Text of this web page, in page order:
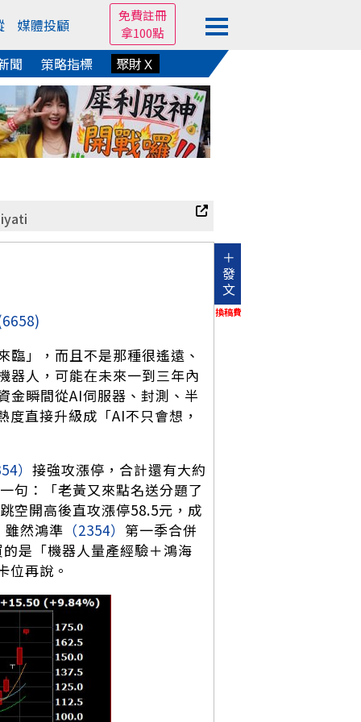
媒體投顧
免費註冊
拿100點
聞 策略指標 聚財Ｘ
＋
發
文
換稿費
」，而且不是那種很遙遠、
器人，可能在未來一到三年內
金瞬間從AI伺服器、封測、半
直接升級成「AI不只會想，
） 接強攻漲停，合計還有大約
句：「老黃又來點名送分題了
空開高後直攻漲停58.5元，成
雖然鴻準 （2354） 第一季合併
是「機器人量產經驗＋鴻海
位再說。